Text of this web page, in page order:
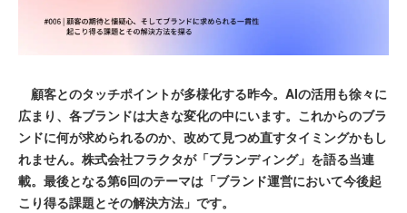
顧客とのタッチポイントが多様化する昨今。AIの活用も徐々に
広まり、各ブランドは大きな変化の中にいます。これからのブラ
ンドに何が求められるのか、改めて見つめ直すタイミングかもし
れません。株式会社フラクタが「ブランディング」を語る当連
載。最後となる第6回のテーマは「ブランド運営において今後起
こり得る課題とその解決方法」です。